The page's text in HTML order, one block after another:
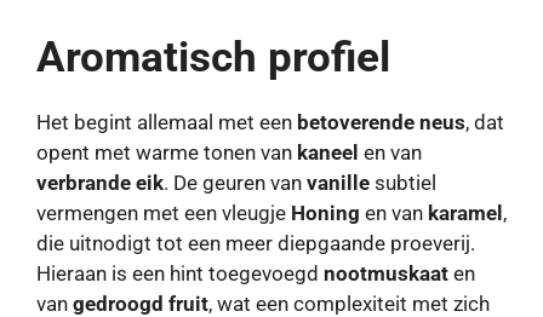
Aromatisch profiel
Het begint allemaal met een betoverende neus, dat
opent met warme tonen van kaneel en van
verbrande eik. De geuren van vanille subtiel
vermengen met een vleugje Honing en van karamel,
die uitnodigt tot een meer diepgaande proeverij.
Hieraan is een hint toegevoegd nootmuskaat en
van gedroogd fruit, wat een complexiteit met zich